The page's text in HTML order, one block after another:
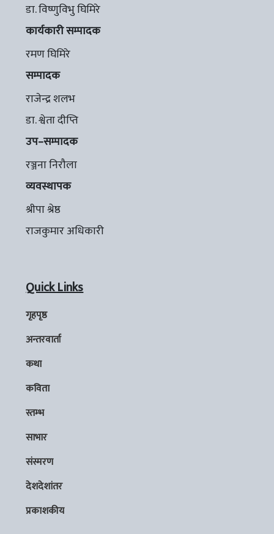
डा. विष्णुविभु घिमिरे
कार्यकारी सम्पादक
रमण घिमिरे
सम्पादक
राजेन्द्र शलभ
डा. श्वेता दीप्ति
उप–सम्पादक
रञ्जना निरौला
व्यवस्थापक
श्रीपा श्रेष्ठ
राजकुमार अधिकारी
Quick Links
गृहपृष्ठ
अन्तरवार्ता
कथा
कविता
स्तम्भ
साभार
संस्मरण
देशदेशांतर
प्रकाशकीय